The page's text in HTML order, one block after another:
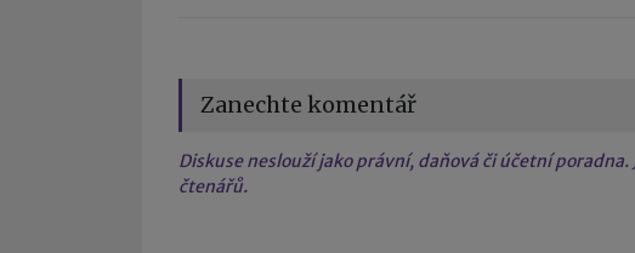
Zanechte komentář
Diskuse neslouží jako právní, daňová či účetní
čtenářů.